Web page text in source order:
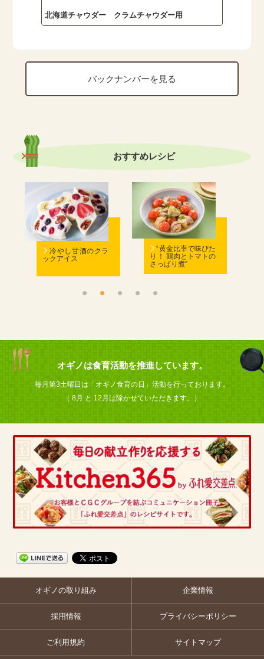
北海道チャウダー クラムチャウダー用
バックナンバーを見る
おすすめレシピ
冷やし甘酒のクラ
ックアイス
“黄金比率で味ぴた
り！ 鶏肉とトマトの
さっぱり煮”
オギノは食育活動を推進しています。
毎月第3土曜日は「オギノ食育の日」活動を行っております。
（ 8月 と 12月は除かせていただきます。）
オギノの取り組み 企業情報
採用情報 プライバシーポリシー
ご利用規約 サイトマップ